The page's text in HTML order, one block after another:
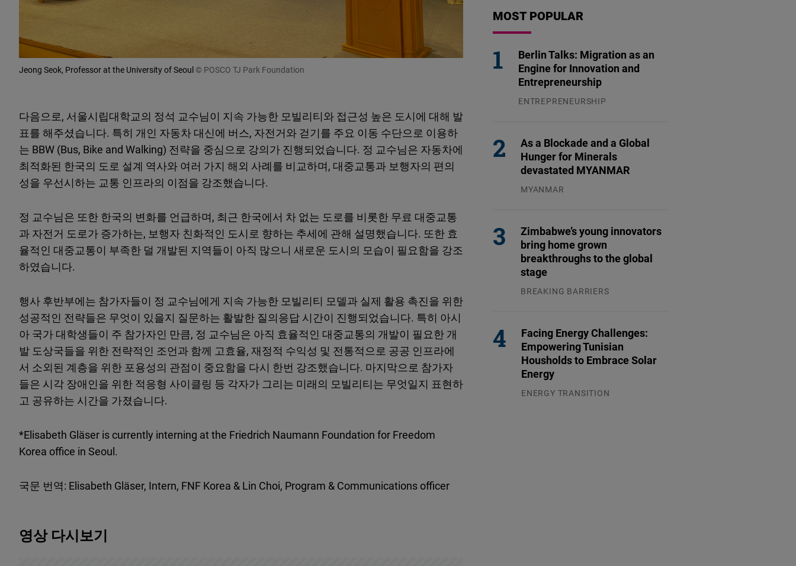
Jeong Seok, Professor at the University of Seoul © POSCO TJ Park Foundation
다음으로, 서울시립대학교의 정석 교수님이 지속 가능한 모빌리티와 접근성 높은 도시에 대해 발
표를 해주셨습니다. 특히 개인 자동차 대신에 버스, 자전거와 걷기를 주요 이동 수단으로 이용하
는 BBW (Bus, Bike and Walking) 전략을 중심으로 강의가 진행되었습니다. 정 교수님은 자동차에
최적화된 한국의 도로 설계 역사와 여러 가지 해외 사례를 비교하며, 대중교통과 보행자의 편의
성을 우선시하는 교통 인프라의 이점을 강조했습니다.
정 교수님은 또한 한국의 변화를 언급하며, 최근 한국에서 차 없는 도로를 비롯한 무료 대중교통
과 자전거 도로가 증가하는, 보행자 친화적인 도시로 향하는 추세에 관해 설명했습니다. 또한 효
율적인 대중교통이 부족한 덜 개발된 지역들이 아직 많으니 새로운 도시의 모습이 필요함을 강조
하였습니다.
행사 후반부에는 참가자들이 정 교수님에게 지속 가능한 모빌리티 모델과 실제 활용 촉진을 위한
성공적인 전략들은 무엇이 있을지 질문하는 활발한 질의응답 시간이 진행되었습니다. 특히 아시
아 국가 대학생들이 주 참가자인 만큼, 정 교수님은 아직 효율적인 대중교통의 개발이 필요한 개
발 도상국들을 위한 전략적인 조언과 함께 고효율, 재정적 수익성 및 전통적으로 공공 인프라에
서 소외된 계층을 위한 포용성의 관점이 중요함을 다시 한번 강조했습니다. 마지막으로 참가자
들은 시각 장애인을 위한 적응형 사이클링 등 각자가 그리는 미래의 모빌리티는 무엇일지 표현하
고 공유하는 시간을 가졌습니다.
*Elisabeth Gläser is currently interning at the Friedrich Naumann Foundation for Freedom
Korea office in Seoul.
국문 번역: Elisabeth Gläser, Intern, FNF Korea & Lin Choi, Program & Communications officer
영상 다시보기
MOST POPULAR
Berlin Talks: Migration as an
Engine for Innovation and
Entrepreneurship
ENTREPRENEURSHIP
As a Blockade and a Global
Hunger for Minerals
devastated MYANMAR
MYANMAR
Zimbabwe’s young innovators
bring home grown
breakthroughs to the global
stage
BREAKING BARRIERS
Facing Energy Challenges:
Empowering Tunisian
Housholds to Embrace Solar
Energy
ENERGY TRANSITION